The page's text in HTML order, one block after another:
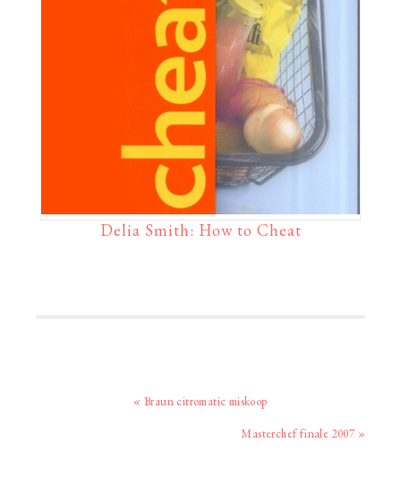
Delia Smith: How to Cheat
Vorig
« Braun citromatic miskoop
Volgend
Masterchef finale 2007 »